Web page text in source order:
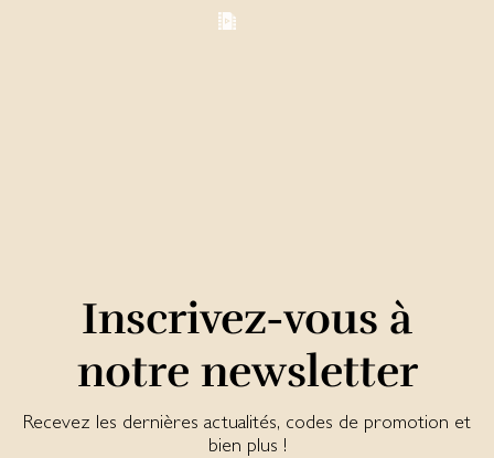
Inscrivez-vous à
notre newsletter
Recevez les dernières actualités, codes de promotion et
bien plus !